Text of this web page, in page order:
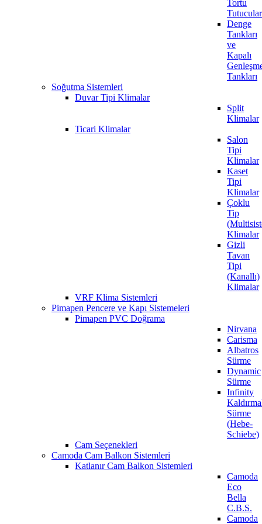
Tortu
Tutucular
Denge
Tankları
ve
Kapalı
Tankları
Soğutma Sistemleri
Duvar Tipi Klimalar
Split
Klimalar
Ticari Klimalar
Salon
Tipi
Klimalar
Kaset
Tipi
Klimalar
Çoklu
Tip
Klimalar
Gizli
Tavan
Tipi
(Kanallı)
Klimalar
VRF Klima Sistemleri
Pimapen Pencere ve Kapı Sistemeleri
Pimapen PVC Doğrama
Nirvana
Carisma
Albatros
Sürme
Dynamic
Sürme
Infinity
Sürme
(Hebe-
Schiebe)
Cam Seçenekleri
Camoda Cam Balkon Sistemleri
Katlanır Cam Balkon Sistemleri
Camoda
Eco
Bella
C.B.S.
Camoda